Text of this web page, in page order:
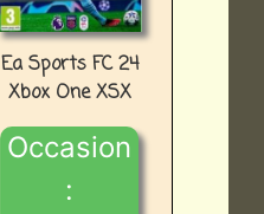
Ea Sports FC 24
Xbox One XSX
Occasion
: